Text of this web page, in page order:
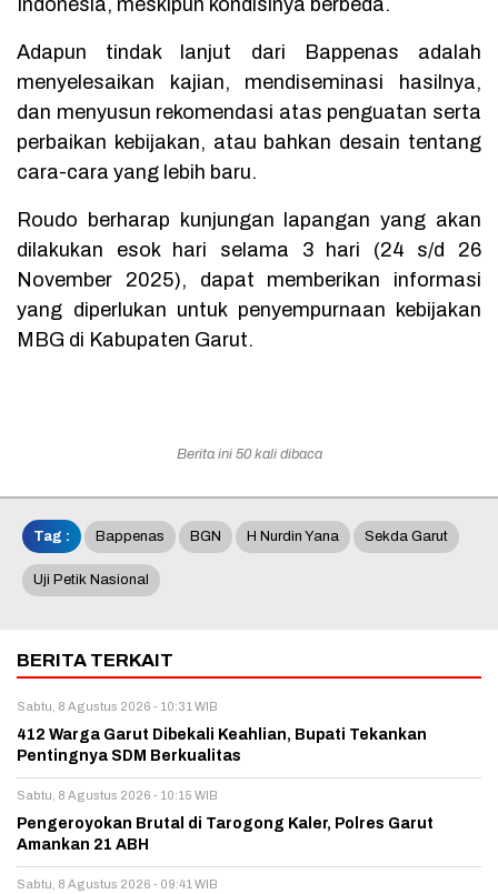
Indonesia, meskipun kondisinya berbeda.
Adapun tindak lanjut dari Bappenas adalah
menyelesaikan kajian, mendiseminasi hasilnya,
dan menyusun rekomendasi atas penguatan serta
perbaikan kebijakan, atau bahkan desain tentang
cara-cara yang lebih baru.
Roudo berharap kunjungan lapangan yang akan
dilakukan esok hari selama 3 hari (24 s/d 26
November 2025), dapat memberikan informasi
yang diperlukan untuk penyempurnaan kebijakan
MBG di Kabupaten Garut.
Berita ini 50 kali dibaca
Tag : Bappenas BGN H Nurdin Yana Sekda Garut
Uji Petik Nasional
BERITA TERKAIT
Sabtu, 8 Agustus 2026 - 10:31 WIB
412 Warga Garut Dibekali Keahlian, Bupati Tekankan
Pentingnya SDM Berkualitas
Sabtu, 8 Agustus 2026 - 10:15 WIB
Pengeroyokan Brutal di Tarogong Kaler, Polres Garut
Amankan 21 ABH
Sabtu, 8 Agustus 2026 - 09:41 WIB